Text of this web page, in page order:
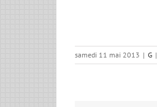
samedi 11 mai 2013 | G |